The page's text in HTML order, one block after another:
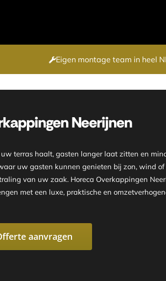
Eigen montage team in heel
Neerijnen
terras haalt, gasten langer laat zitten en
uw gasten kunnen genieten bij zon, wind
van uw zaak. Horeca Overkappingen
met een luxe, praktische en
aanvragen